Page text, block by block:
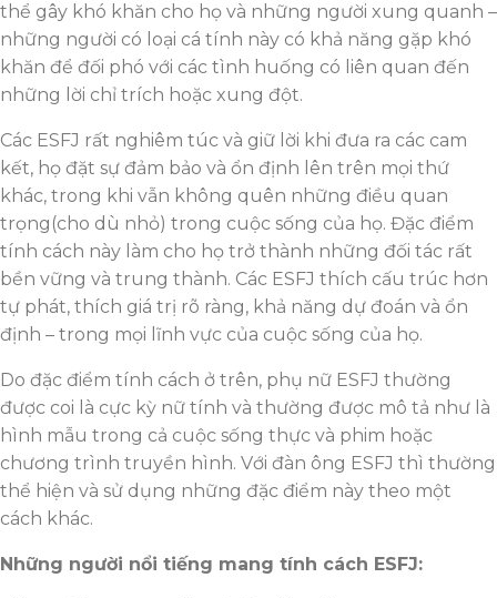
thể gây khó khăn cho họ và những người xung quanh –
những người có loại cá tính này có khả năng gặp khó
khăn để đối phó với các tình huống có liên quan đến
những lời chỉ trích hoặc xung đột.
Các ESFJ rất nghiêm túc và giữ lời khi đưa ra các cam
kết, họ đặt sự đảm bảo và ổn định lên trên mọi thứ
khác, trong khi vẫn không quên những điều quan
trọng(cho dù nhỏ) trong cuộc sống của họ. Đặc điểm
tính cách này làm cho họ trở thành những đối tác rất
bền vững và trung thành. Các ESFJ thích cấu trúc hơn
tự phát, thích giá trị rõ ràng, khả năng dự đoán và ổn
định – trong mọi lĩnh vực của cuộc sống của họ.
Do đặc điểm tính cách ở trên, phụ nữ ESFJ thường
được coi là cực kỳ nữ tính và thường được mô tả như là
hình mẫu trong cả cuộc sống thực và phim hoặc
chương trình truyền hình. Với đàn ông ESFJ thì thường
thể hiện và sử dụng những đặc điểm này theo một
cách khác.
Những người nổi tiếng mang tính cách ESFJ: